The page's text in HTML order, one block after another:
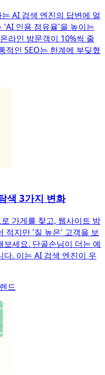
AI 검색 엔진의 답변에 얼
'AI 인용 점유율'을 높이는
라인 방문객이 10%씩 줄
적인 SEO는 한계에 부딪혔
색 3가지 변화
가게를 찾고, 웹사이트 방
적지만 '질 높은' 고객을 보
세요. 단골손님이 더는 예
. 이는 AI 검색 엔진이 우
드